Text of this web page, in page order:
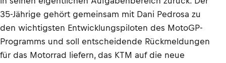
35-Jährige gehört gemeinsam mit Dani Pedrosa zu
den wichtigsten Entwicklungspiloten des MotoGP-
Programms und soll entscheidende Rückmeldungen
für das Motorrad liefern, das KTM auf die neue